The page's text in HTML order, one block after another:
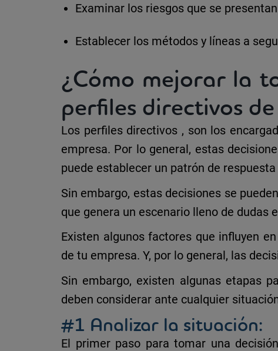
Examinar los riesgos que se
Establecer los métodos y líneas a
¿Cómo mejorar la
perfiles directivos
Los perfiles directivos , son los
empresa. Por lo general, estas
puede establecer un patrón de respuesta
Sin embargo, estas decisiones se
que genera un escenario lleno de dudas
Existen algunos factores que influyen
de tu empresa. Y, por lo general, las
Sin embargo, existen algunas etapas
deben considerar ante cualquier
#1 Analizar la situación:
El primer paso para tomar una